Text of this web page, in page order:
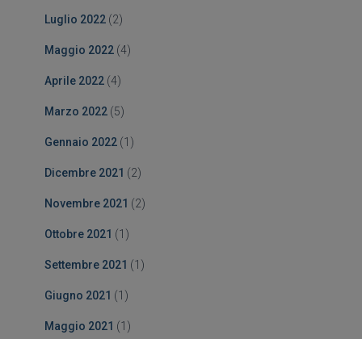
Luglio 2022 (2)
Maggio 2022 (4)
Aprile 2022 (4)
Marzo 2022 (5)
Gennaio 2022 (1)
Dicembre 2021 (2)
Novembre 2021 (2)
Ottobre 2021 (1)
Settembre 2021 (1)
Giugno 2021 (1)
Maggio 2021 (1)